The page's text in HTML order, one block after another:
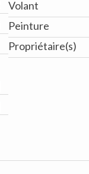
Volant
Peinture
Propriétaire(s)